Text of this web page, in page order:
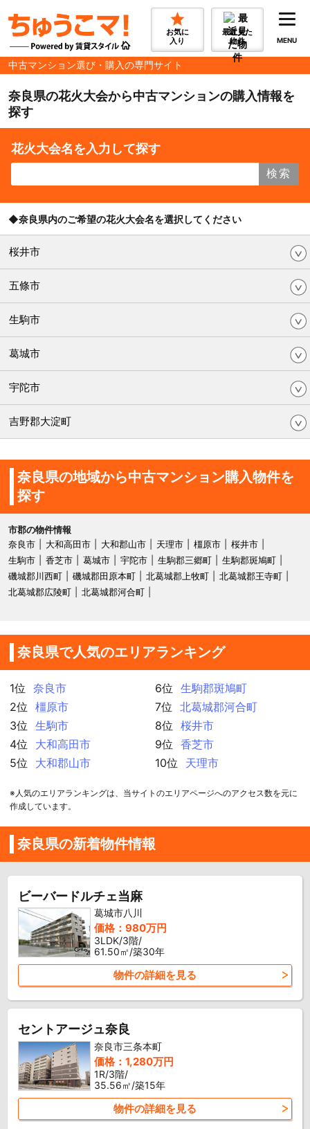
お気に
入り
最近見た
物件
MENU
中古マンション選び・購入の専門サイト
奈良県の花火大会から中古マンションの購入情報を
探す
花火大会名を入力して探す
検索
◆奈良県内のご希望の花火大会名を選択してください
桜井市
五條市
生駒市
葛城市
宇陀市
吉野郡大淀町
奈良県の地域から中古マンション購入物件を
探す
市郡の物件情報
奈良市
大和高田市 大和郡山市 天理市 橿原市
桜井市
生駒市
香芝市 葛城市 宇陀市 生駒郡三郷町
生駒郡斑鳩町
磯城郡川西町
磯城郡田原本町 北葛城郡上牧町
北葛城郡王寺町
北葛城郡広陵町
北葛城郡河合町
奈良県で人気のエリアランキング
1位
奈良市
2位
橿原市
3位
生駒市
4位
大和高田市
5位
大和郡山市
6位
生駒郡斑鳩町
7位
北葛城郡河合町
8位
桜井市
9位
香芝市
10位
天理市
※人気のエリアランキングは、当サイトのエリアページへのアクセス数を元に
作成しています。
奈良県の新着物件情報
ビーバードルチェ当麻
葛城市八川
価格：980万円
3LDK/3階/
61.50㎡/築30年
物件の詳細を見る
セントアージュ奈良
奈良市三条本町
価格：1,280万円
1R/3階/
35.56㎡/築15年
物件の詳細を見る